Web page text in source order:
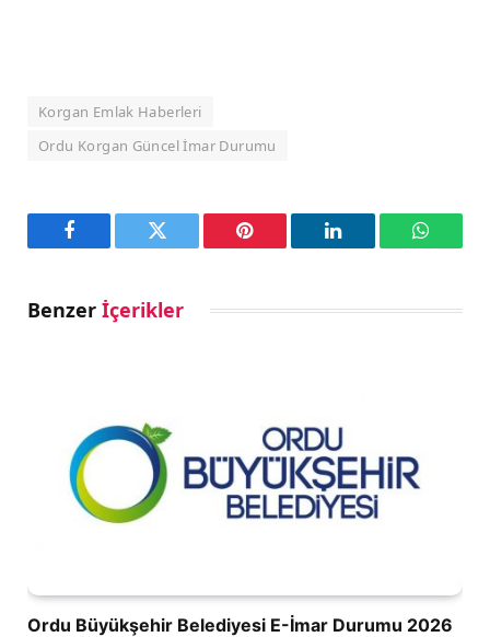
Korgan Emlak Haberleri
Ordu Korgan Güncel İmar Durumu
Facebook Twitter Pinterest LinkedIn
Benzer İçerikler
Ordu Büyükşehir Belediyesi E-İmar Durumu 2026